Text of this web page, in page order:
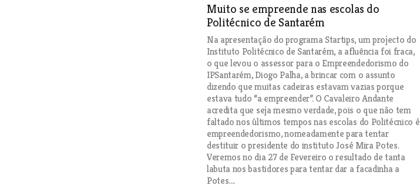
Muito se empreende nas escolas do
Politécnico de Santarém
Na apresentação do programa Startips, um projecto do
Instituto Politécnico de Santarém, a afluência foi fraca,
o que levou o assessor para o Empreendedorismo do
IPSantarém, Diogo Palha, a brincar com o assunto
dizendo que muitas cadeiras estavam vazias porque
estava tudo “a empreender”. O Cavaleiro Andante
acredita que seja mesmo verdade, pois o que não tem
faltado nos últimos tempos nas escolas do Politécnico é
empreendedorismo, nomeadamente para tentar
destituir o presidente do instituto José Mira Potes.
Veremos no dia 27 de Fevereiro o resultado de tanta
labuta nos bastidores para tentar dar a facadinha a
Potes....